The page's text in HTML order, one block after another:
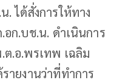
ได้สั่งการให้ทาง
ก.บช.น. ดำเนินการ
.อ.พรเทพ เฉลิม
ายงานว่าที่ทำการ